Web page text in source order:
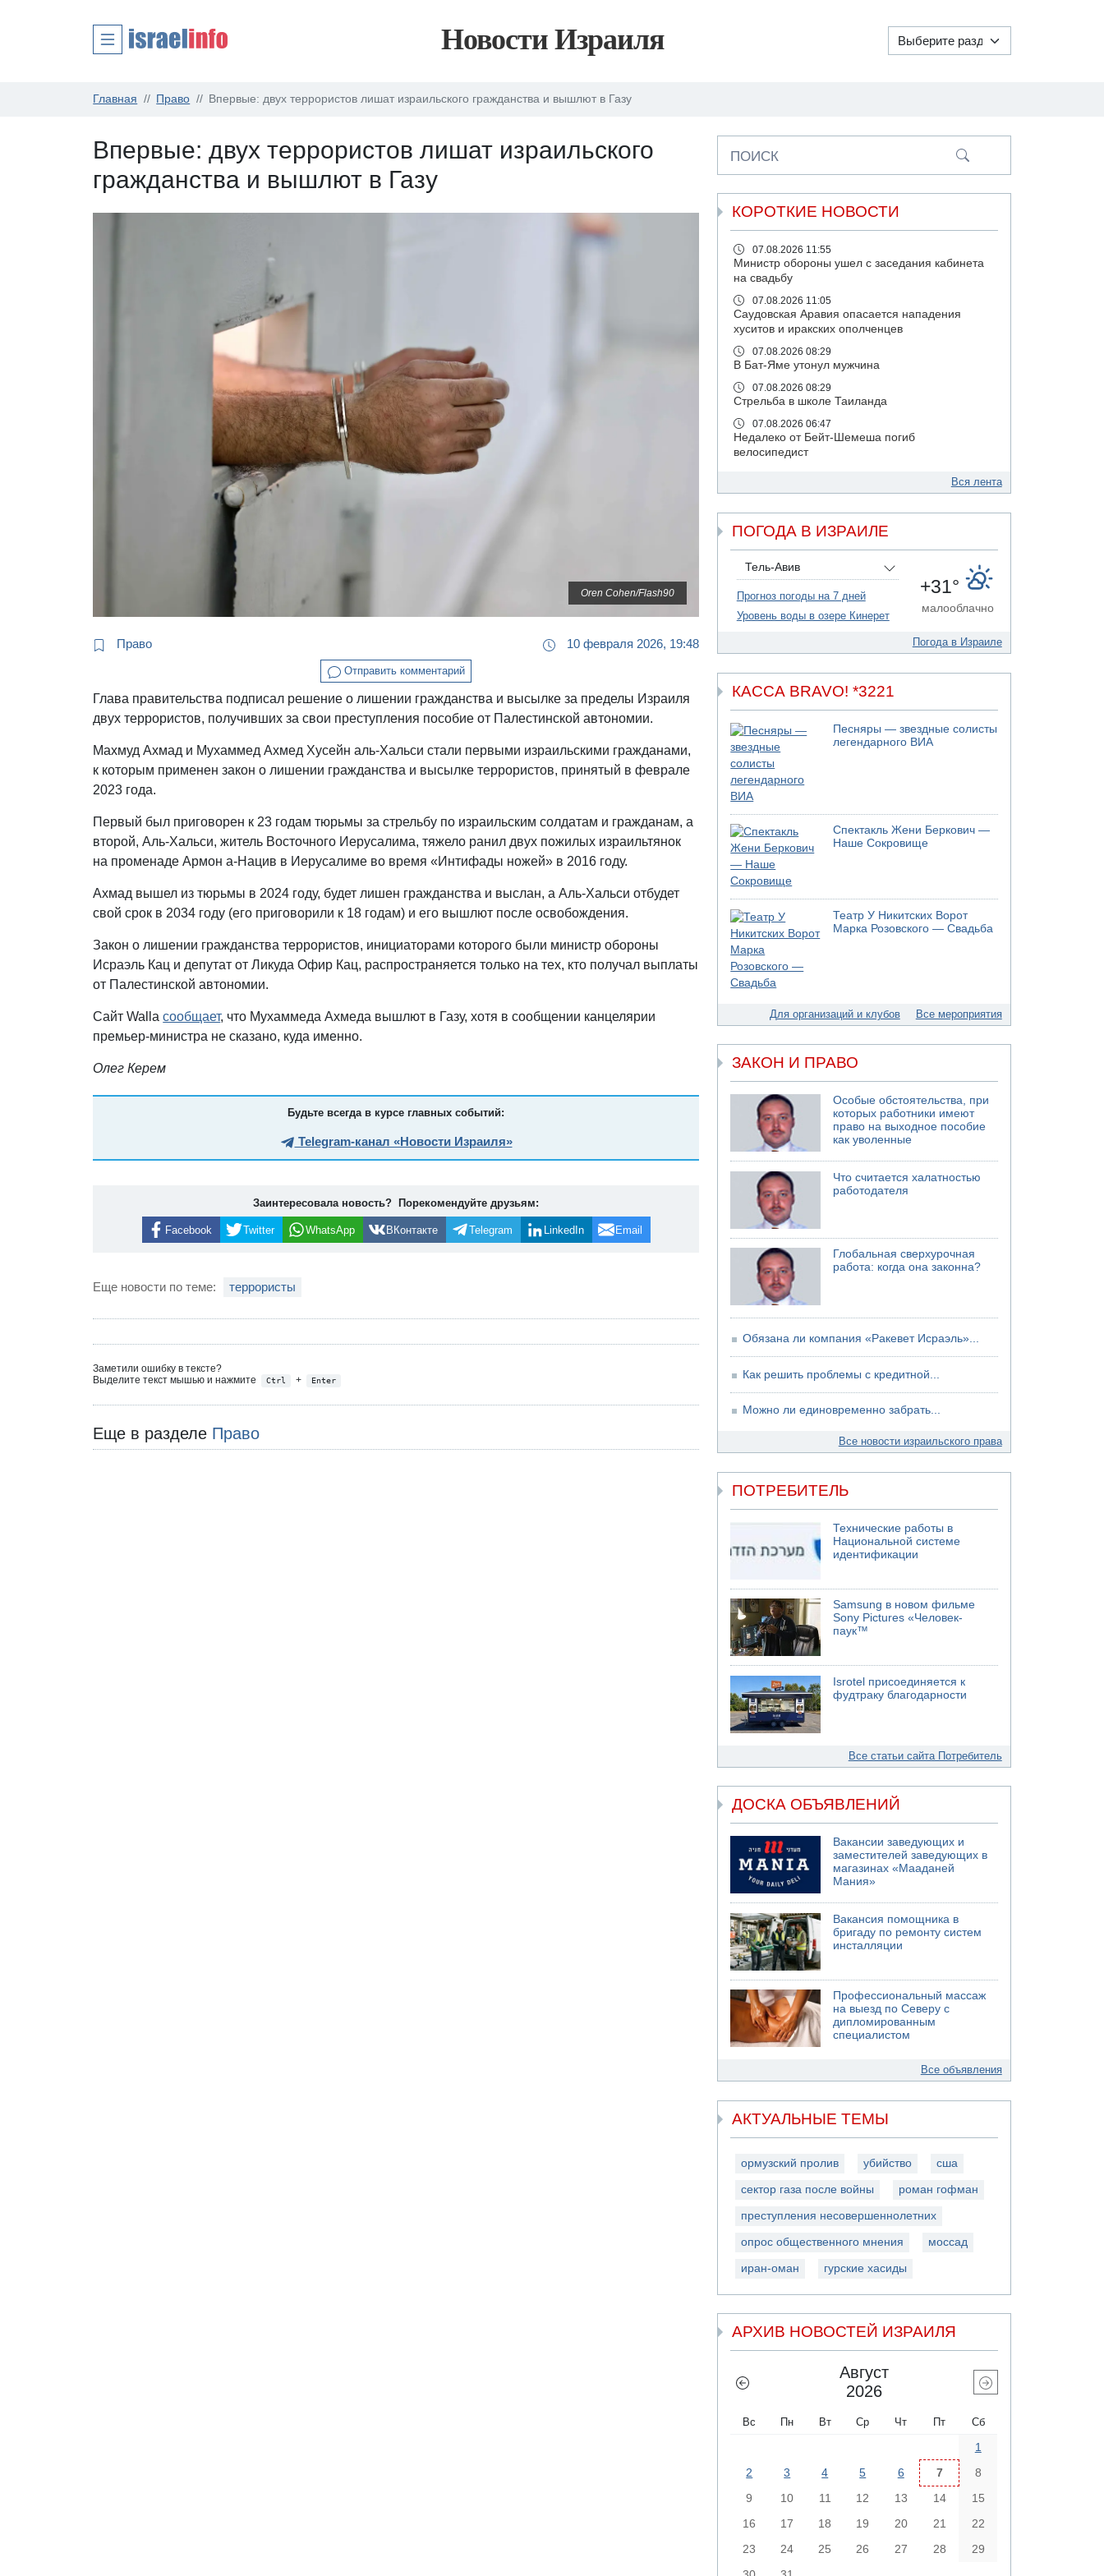
Новости Израиля
Главная Право Впервые: двух террористов лишат израильского гражданства и вышлют в Газу
Впервые: двух террористов лишат израильского
гражданства и вышлют в Газу
Oren Cohen/Flash90
Право 10 февраля 2026, 19:48
Отправить комментарий
Глава правительства подписал решение о лишении гражданства и высылке за пределы Израиля
двух террористов, получивших за свои преступления пособие от Палестинской автономии.
Махмуд Ахмад и Мухаммед Ахмед Хусейн аль-Хальси стали первыми израильскими гражданами,
к которым применен закон о лишении гражданства и высылке террористов, принятый в феврале
2023 года.
Первый был приговорен к 23 годам тюрьмы за стрельбу по израильским солдатам и гражданам, а
второй, Аль-Хальси, житель Восточного Иерусалима, тяжело ранил двух пожилых израильтянок
на променаде Армон а-Нацив в Иерусалиме во время «Интифады ножей» в 2016 году.
Ахмад вышел из тюрьмы в 2024 году, будет лишен гражданства и выслан, а Аль-Хальси отбудет
свой срок в 2034 году (его приговорили к 18 годам) и его вышлют после освобождения.
Закон о лишении гражданства террористов, инициаторами которого были министр обороны
Исраэль Кац и депутат от Ликуда Офир Кац, распространяется только на тех, кто получал выплаты
от Палестинской автономии.
Сайт Wallaсообщает, что Мухаммеда Ахмеда вышлют в Газу, хотя в сообщении канцелярии
премьер-министра не сказано, куда именно.
Олег Керем
Будьте всегда в курсе главных событий:
Telegram-канал «Новости Израиля»
Заинтересовала новость? Порекомендуйте друзьям:
Facebook Twitter WhatsApp ВКонтакте Telegram LinkedIn Email
Еще новости по теме: террористы
Заметили ошибку в тексте?
Выделите текст мышью и нажмите
Ctrl + Enter
Еще в разделе Право
ПОИСК
КОРОТКИЕ НОВОСТИ
07.08.2026 11:55
Министр обороны ушел с заседания кабинета
на свадьбу
07.08.2026 11:05
Саудовская Аравия опасается нападения
хуситов и иракских ополченцев
07.08.2026 08:29
В Бат-Яме утонул мужчина
07.08.2026 08:29
Стрельба в школе Таиланда
07.08.2026 06:47
Недалеко от Бейт-Шемеша погиб
велосипедист
Саудовская Аравия сообщает о нападении
06.08.2026 13:43
И еще иранские агенты
06.08.2026 13:13
Арестованы двое подозреваемых в стрельбе
по электрической компании
06.08.2026 13:07
Ливана
06.08.2026 11:41
Трое подростков ограбили сексшоп в Холоне
06.08.2026 08:45
Взрыв в Северном Тель-Авиве
06.08.2026 08:11
Украинская атака на российский НПЗ
Израиль провел испытания системы
противоракетной обороны "Хец"
МАДА призывает израильтян срочно сдавать
кровь
05.08.2026 17:00
Бывший посол Израиля в ООН Гилад Эрдан
объявит в четверг о создании новой
политической партии
05.08.2026 13:49
На севере Израиля на берег выбросило тело
05.08.2026 13:32
В России горят новые склады
Вся лента
ПОГОДА В ИЗРАИЛЕ
Тель-Авив
Прогноз погоды на 7 дней
Уровень воды в озере Кинерет
+31°
малооблачно
Погода в Израиле
КАССА BRAVO! *3221
Песняры — звездные солисты
легендарного ВИА
Спектакль Жени Беркович —
Наше Сокровище
Театр У Никитских Ворот
Марка Розовского — Свадьба
Для организаций и клубов Все мероприятия
ЗАКОН И ПРАВО
Особые обстоятельства, при
которых работники имеют
право на выходное пособие
как уволенные
Что считается халатностью
работодателя
Глобальная сверхурочная
работа: когда она законна?
Обязана ли компания «Ракевет Исраэль»...
Как решить проблемы с кредитной...
Можно ли единовременно забрать...
Все новости израильского права
ПОТРЕБИТЕЛЬ
Технические работы в
Национальной системе
идентификации
Samsung в новом фильме
Sony Pictures «Человек-
паук™
Isrotel присоединяется к
фудтраку благодарности
Все статьи сайта Потребитель
ДОСКА ОБЪЯВЛЕНИЙ
Вакансии заведующих и
заместителей заведующих в
магазинах «Мааданей
Мания»
Вакансия помощника в
бригаду по ремонту систем
инсталляции
Профессиональный массаж
на выезд по Северу с
дипломированным
специалистом
Все объявления
АКТУАЛЬНЫЕ ТЕМЫ
ормузский пролив убийство сша
сектор газа после войны роман гофман
преступления несовершеннолетних
опрос общественного мнения моссад
иран-оман гурские хасиды
АРХИВ НОВОСТЕЙ ИЗРАИЛЯ
Август
2026
Вс Пн Вт Ср Чт Пт Сб
1
2
3 4 5 6 7
8
9
10 11 12 13 14
15
16
17 18 19 20 21
22
23
24 25 26 27 28
29